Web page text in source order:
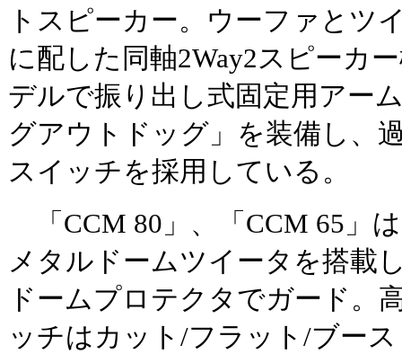
トスピーカー。ウーファとツ
に配した同軸2Way2スピーカ
デルで振り出し式固定用アー
グアウトドッグ」を装備し、
スイッチを採用している。
「CCM 80」、「CCM 65」
メタルドームツイータを搭載
ドームプロテクタでガード。
ッチはカット/フラット/ブー